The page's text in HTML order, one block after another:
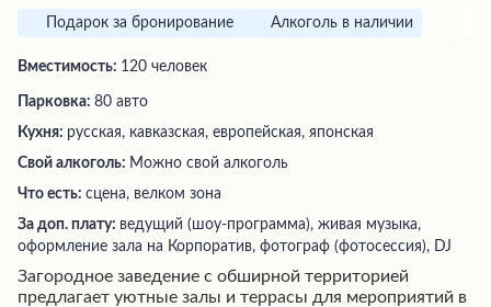
Подарок за бронирование Алкоголь в наличии
Вместимость: 120 человек
Парковка: 80 авто
Кухня: русская, кавказская, европейская, японская
Свой алкоголь: Можно свой алкоголь
Что есть: сцена, велком зона
За доп. плату: ведущий (шоу-программа), живая музыка,
оформление зала на Корпоратив, фотограф (фотосессия), DJ
Загородное заведение с обширной территорией
предлагает уютные залы и террасы для мероприятий в